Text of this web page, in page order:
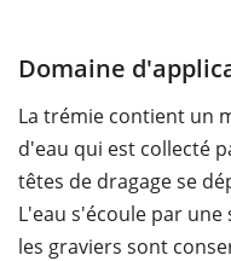
Domaine
La trémie contient un
d'eau qui est collecté
têtes de dragage se
L'eau s'écoule par
les graviers sont